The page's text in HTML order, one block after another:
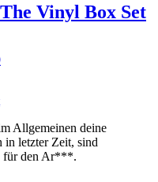
Vinyl Box Set
Allgemeinen deine
in letzter Zeit, sind
für den Ar***.